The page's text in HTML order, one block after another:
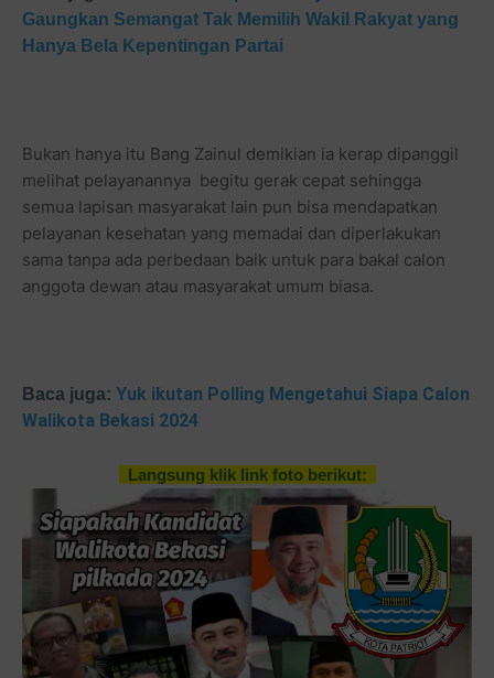
Gaungkan Semangat Tak Memilih Wakil Rakyat yang
Hanya Bela Kepentingan Partai
Bukan hanya itu Bang Zainul demikian ia kerap dipanggil
melihat pelayanannya begitu gerak cepat sehingga
semua lapisan masyarakat lain pun bisa mendapatkan
pelayanan kesehatan yang memadai dan diperlakukan
sama tanpa ada perbedaan baik untuk para bakal calon
anggota dewan atau masyarakat umum biasa.
Baca juga: Yuk ikutan Polling Mengetahui Siapa Calon
Walikota Bekasi 2024
Langsung klik link foto berikut: